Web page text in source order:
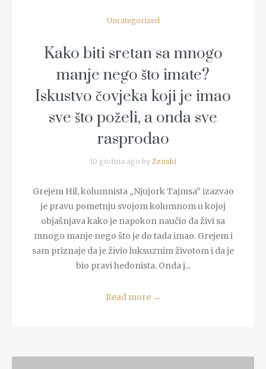
Uncategorized
Kako biti sretan sa mnogo
manje nego što imate?
Iskustvo čovjeka koji je imao
sve što poželi, a onda sve
rasprodao
10 godina ago by Zenski
Grejem Hil, kolumnista „Njujork Tajmsa“ izazvao
je pravu pometnju svojom kolumnom u kojoj
objašnjava kako je napokon naučio da živi sa
mnogo manje nego što je do tada imao. Grejem i
sam priznaje da je živio luksuznim životom i da je
bio pravi hedonista. Onda j...
Read more →